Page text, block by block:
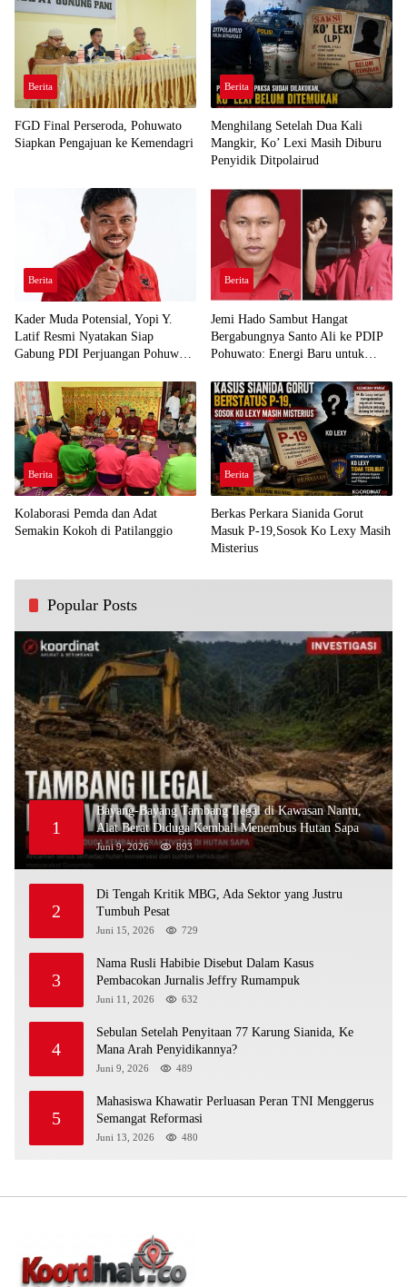
Berita
FGD Final Perseroda, Pohuwato
Siapkan Pengajuan ke Kemendagri
Berita
Menghilang Setelah Dua Kali
Mangkir, Ko’ Lexi Masih Diburu
Penyidik Ditpolairud
Berita
Kader Muda Potensial, Yopi Y.
Latif Resmi Nyatakan Siap
Gabung PDI Perjuangan Pohuwato
Berita
Jemi Hado Sambut Hangat
Bergabungnya Santo Ali ke PDIP
Pohuwato: Energi Baru untuk
Berita
Kolaborasi Pemda dan Adat
Semakin Kokoh di Patilanggio
Berita
Berkas Perkara Sianida Gorut
Masuk P-19,Sosok Ko Lexy Masih
Misterius
Popular Posts
1
Bayang-Bayang Tambang Ilegal di Kawasan Nantu,
Alat Berat Diduga Kembali Menembus Hutan Sapa
Juni 9, 2026 893
2
Di Tengah Kritik MBG, Ada Sektor yang Justru
Tumbuh Pesat
Juni 15, 2026 729
3
Nama Rusli Habibie Disebut Dalam Kasus
Pembacokan Jurnalis Jeffry Rumampuk
Juni 11, 2026 632
4
Sebulan Setelah Penyitaan 77 Karung Sianida, Ke
Mana Arah Penyidikannya?
Juni 9, 2026 489
5
Mahasiswa Khawatir Perluasan Peran TNI Menggerus
Semangat Reformasi
Juni 13, 2026 480